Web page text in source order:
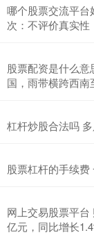
哪个股票交流平台
次：不评价真实
股票配资是什么
国，雨带横跨西南
杠杆炒股合法吗
股票杠杆的手续
网上交易股票平台
亿元，同比增长